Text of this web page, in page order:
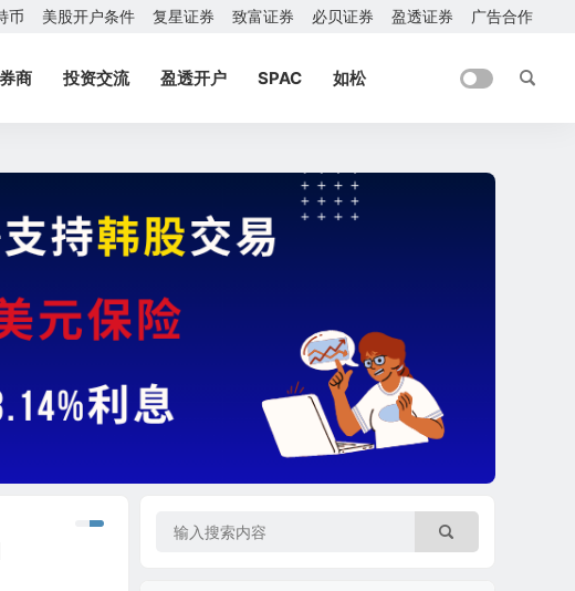
币 美股开户条件 复星证券 致富证券 必贝证券 盈透证券 广告合作
商 投资交流 盈透开户 SPAC 如松